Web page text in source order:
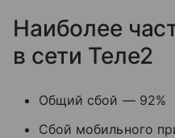
Наиболее
в сети Теле2
Общий сбой — 92%
Сбой мобильного